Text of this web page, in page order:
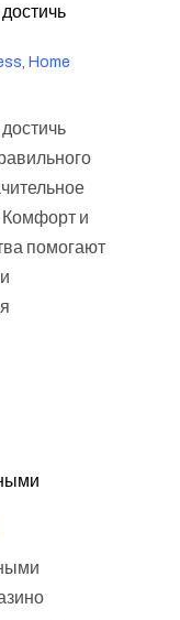
Home
Комфорт и
помогают